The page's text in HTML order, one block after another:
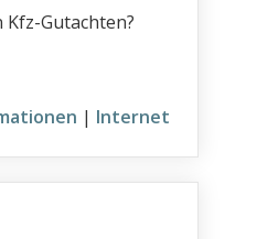
Gutachten?
| Internet